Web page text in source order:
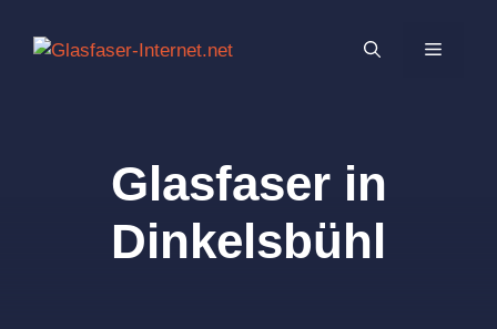
Inhalt
MENÜ
Glasfaser in
Dinkelsbühl